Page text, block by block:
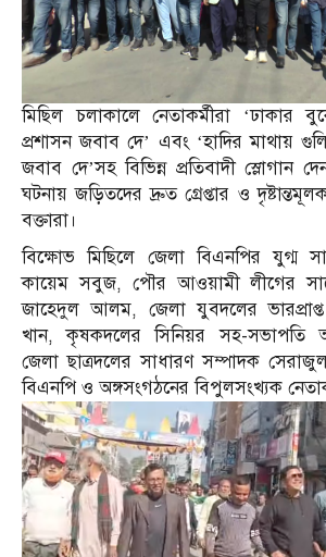
মিছিল চলাকালে নেতাকর্মীরা
প্রশাসন জবাব দে’ এবং ‘হাদির মাথায়
জবাব দে’সহ বিভিন্ন প্রতিবাদী স্লোগান
ঘটনায় জড়িতদের দ্রুত গ্রেপ্তার ও
বক্তারা।
বিক্ষোভ মিছিলে জেলা বিএনপির যুগ্ম
কায়েম সবুজ, পৌর আওয়ামী লীগের
জাহেদুল আলম, জেলা যুবদলের
খান, কৃষকদলের সিনিয়র সহ-
জেলা ছাত্রদলের সাধারণ সম্পাদক
বিএনপি ও অঙ্গসংগঠনের বিপুলসংখ্যক